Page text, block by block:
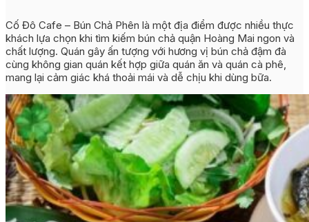
Cố Đô Cafe – Bún Chả Phên là một địa điểm được nhiều thực
khách lựa chọn khi tìm kiếm bún chả quận Hoàng Mai ngon và
chất lượng. Quán gây ấn tượng với hương vị bún chả đậm đà
cùng không gian quán kết hợp giữa quán ăn và quán cà phê,
mang lại cảm giác khá thoải mái và dễ chịu khi dùng bữa.